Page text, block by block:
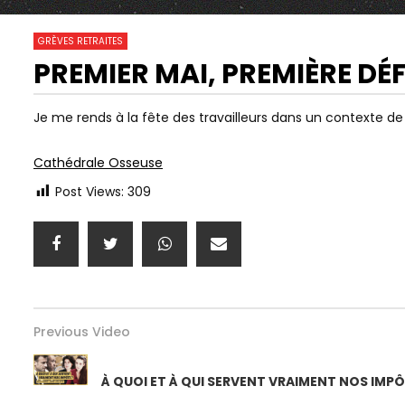
Watch Later
06:51
RETRAITES: LA COLÈRE
L’EMPORTERA-T-ELLE SUR LA
02:55
« LE
LÂCHER
GRÈVES RETRAITES
PREMIER MAI, PREMIÈRE
Je me rends à la fête des travailleurs dans un contexte
Cathédrale Osseuse
Post Views: 309
Previous Video
À QUOI ET À QUI SERVENT VRAIMENT NOS